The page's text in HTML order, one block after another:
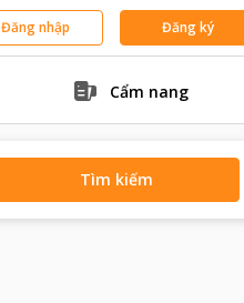
Đăng nhập Đăng ký
Cẩm nang
Tìm kiếm